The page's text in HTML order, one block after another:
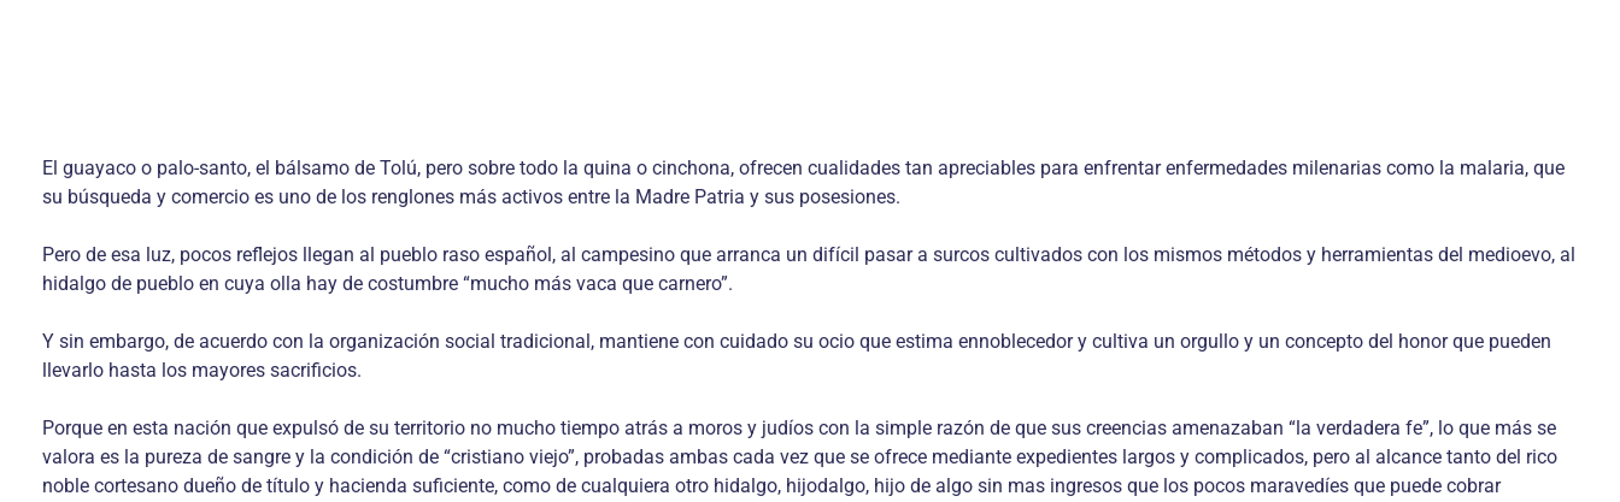
El guayaco o palo-santo, el bálsamo de Tolú, pero sobre todo la quina o cinchona, ofrecen cualidades tan apreciables para enfrentar enfermedades milenarias como la malaria, que
su búsqueda y comercio es uno de los renglones más activos entre la Madre Patria y sus posesiones.
Pero de esa luz, pocos reflejos llegan al pueblo raso español, al campesino que arranca un difícil pasar a surcos cultivados con los mismos métodos y herramientas del medioevo, al
hidalgo de pueblo en cuya olla hay de costumbre “mucho más vaca que carnero”.
Y sin embargo, de acuerdo con la organización social tradicional, mantiene con cuidado su ocio que estima ennoblecedor y cultiva un orgullo y un concepto del honor que pueden
llevarlo hasta los mayores sacrificios.
Porque en esta nación que expulsó de su territorio no mucho tiempo atrás a moros y judíos con la simple razón de que sus creencias amenazaban “la verdadera fe”, lo que más se
valora es la pureza de sangre y la condición de “cristiano viejo”, probadas ambas cada vez que se ofrece mediante expedientes largos y complicados, pero al alcance tanto del rico
noble cortesano dueño de título y hacienda suficiente, como de cualquiera otro hidalgo, hijodalgo, hijo de algo sin mas ingresos que los pocos maravedíes que puede cobrar